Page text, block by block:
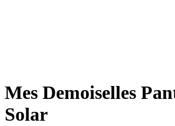
Mes Demoiselles
Solar